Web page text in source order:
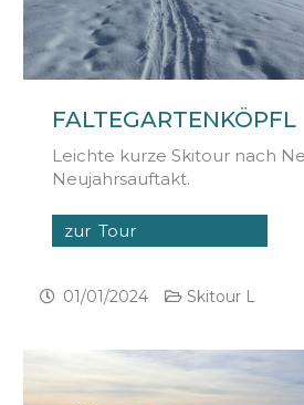
FALTEGARTENKÖPFL
Leichte kurze Skitour nach
Neujahrsauftakt.
zur Tour
01/01/2024 Skitour L